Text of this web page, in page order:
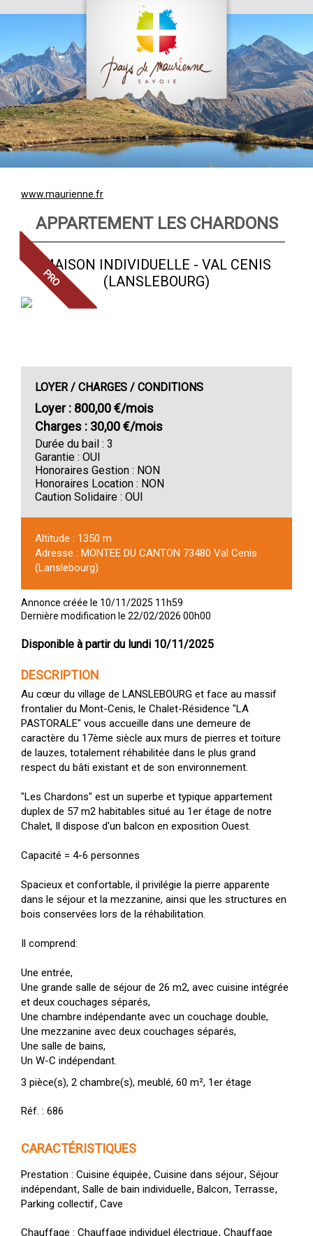
www.maurienne.fr
APPARTEMENT LES CHARDONS
MAISON INDIVIDUELLE - VAL CENIS
(LANSLEBOURG)
LOYER / CHARGES / CONDITIONS
Loyer
800,00 €/mois
Charges
30,00 €/mois
Durée du bail 3
Garantie OUI
Honoraires Gestion
NON
Honoraires Location
NON
Caution Solidaire OUI
Altitude
1350 m
Adresse
MONTEE DU CANTON 73480 Val Cenis
(Lanslebourg)
Annonce créée le 10/11/2025 11h59
Dernière modification le 22/02/2026 00h00
Disponible à partir du lundi 10/11/2025
DESCRIPTION
Au cœur du village de LANSLEBOURG et face au massif
frontalier du Mont-Cenis, le Chalet-Résidence "LA
PASTORALE" vous accueille dans une demeure de
caractère du 17ème siècle aux murs de pierres et toiture
de lauzes, totalement réhabilitée dans le plus grand
respect du bâti existant et de son environnement.
"Les Chardons" est un superbe et typique appartement
duplex de 57 m2 habitables situé au 1er étage de notre
Chalet, Il dispose d'un balcon en exposition Ouest.
Capacité = 4-6 personnes
Spacieux et confortable, il privilégie la pierre apparente
dans le séjour et la mezzanine, ainsi que les structures en
bois conservées lors de la réhabilitation.
Il comprend:
Une entrée,
Une grande salle de séjour de 26 m2, avec cuisine intégrée
et deux couchages séparés,
Une chambre indépendante avec un couchage double,
Une mezzanine avec deux couchages séparés,
Une salle de bains,
Un W-C indépendant.
3 pièce(s) 2 chambre(s) meublé 60 m² 1er étage
Réf. : 686
CARACTÉRISTIQUES
Prestation Cuisine équipée Cuisine dans séjour Séjour
indépendant Salle de bain individuelle Balcon Terrasse
Parking collectif Cave
Chauffage Chauffage individuel électrique Chauffage